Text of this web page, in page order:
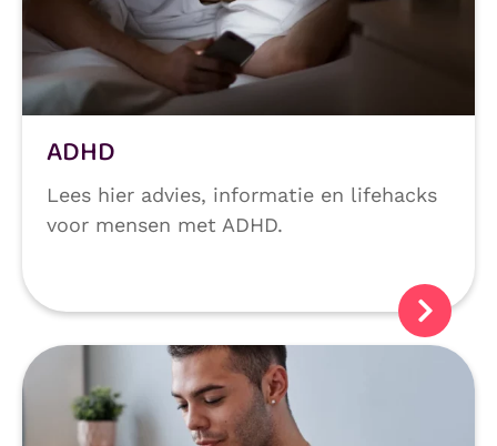
ADHD
Lees hier advies, informatie en lifehacks
voor mensen met ADHD.